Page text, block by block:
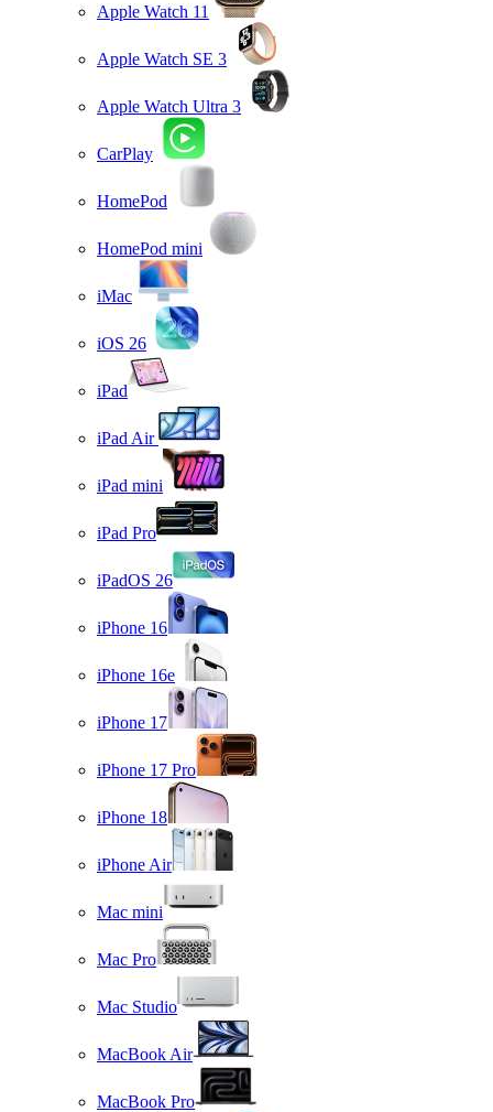
Apple Watch 11
Apple Watch SE 3
Apple Watch Ultra 3
CarPlay
HomePod
HomePod mini
iMac
iOS 26
iPad
iPad Air
iPad mini
iPad Pro
iPadOS 26
iPhone 16
iPhone 16e
iPhone 17
iPhone 17 Pro
iPhone 18
iPhone Air
Mac mini
Mac Pro
Mac Studio
MacBook Air
MacBook Pro